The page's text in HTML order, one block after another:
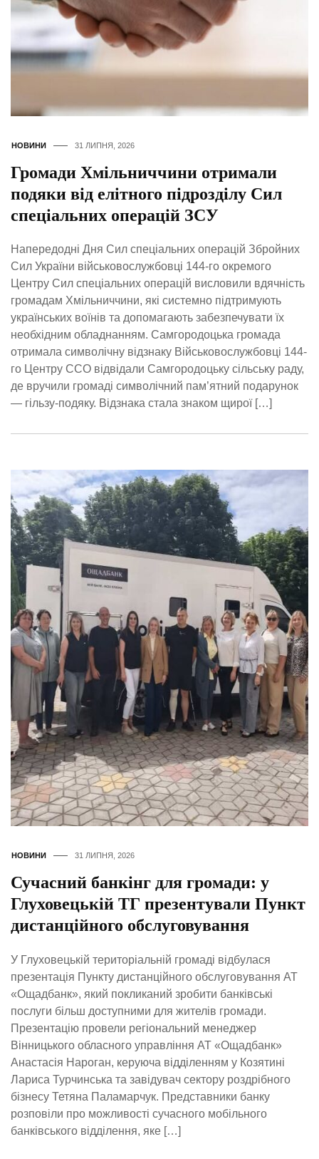
НОВИНИ 31 ЛИПНЯ, 2026
Громади Хмільниччини отримали
подяки від елітного підрозділу Сил
спеціальних операцій ЗСУ
Напередодні Дня Сил спеціальних операцій Збройних
Сил України військовослужбовці 144-го окремого
Центру Сил спеціальних операцій висловили вдячність
громадам Хмільниччини, які системно підтримують
українських воїнів та допомагають забезпечувати їх
необхідним обладнанням. Самгородоцька громада
отримала символічну відзнаку Військовослужбовці 144-
го Центру ССО відвідали Самгородоцьку сільську раду,
де вручили громаді символічний пам’ятний подарунок
— гільзу-подяку. Відзнака стала знаком щирої […]
НОВИНИ 31 ЛИПНЯ, 2026
Сучасний банкінг для громади: у
Глуховецькій ТГ презентували Пункт
дистанційного обслуговування
У Глуховецькій територіальній громаді відбулася
презентація Пункту дистанційного обслуговування АТ
«Ощадбанк», який покликаний зробити банківські
послуги більш доступними для жителів громади.
Презентацію провели регіональний менеджер
Вінницького обласного управління АТ «Ощадбанк»
Анастасія Нароган, керуюча відділенням у Козятині
Лариса Турчинська та завідувач сектору роздрібного
бізнесу Тетяна Паламарчук. Представники банку
розповіли про можливості сучасного мобільного
банківського відділення, яке […]